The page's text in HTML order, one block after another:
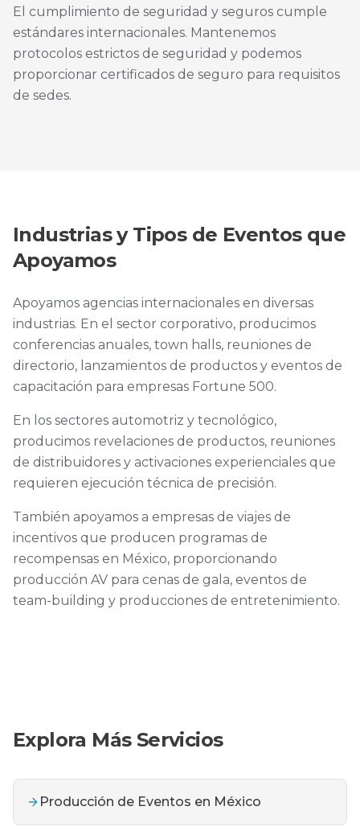
El cumplimiento de seguridad y seguros cumple
estándares internacionales. Mantenemos
protocolos estrictos de seguridad y podemos
proporcionar certificados de seguro para requisitos
de sedes.
Industrias y Tipos de Eventos que
Apoyamos
Apoyamos agencias internacionales en diversas
industrias. En el sector corporativo, producimos
conferencias anuales, town halls, reuniones de
directorio, lanzamientos de productos y eventos de
capacitación para empresas Fortune 500.
En los sectores automotriz y tecnológico,
producimos revelaciones de productos, reuniones
de distribuidores y activaciones experienciales que
requieren ejecución técnica de precisión.
También apoyamos a empresas de viajes de
incentivos que producen programas de
recompensas en México, proporcionando
producción AV para cenas de gala, eventos de
team-building y producciones de entretenimiento.
Explora Más Servicios
Producción de Eventos en México